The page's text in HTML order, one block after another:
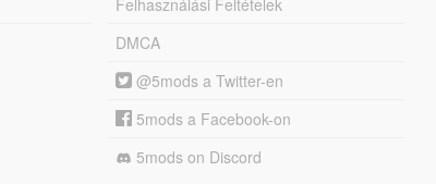
DMCA
@5mods a Twitter-en
5mods a Facebook-on
5mods on Discord